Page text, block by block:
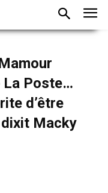
La Poste…
d’être
Macky